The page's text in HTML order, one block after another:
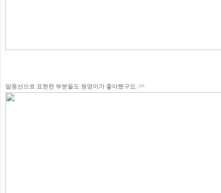
말풍선으로 표현한 부분들도 원영이가 좋아했구요. ^^